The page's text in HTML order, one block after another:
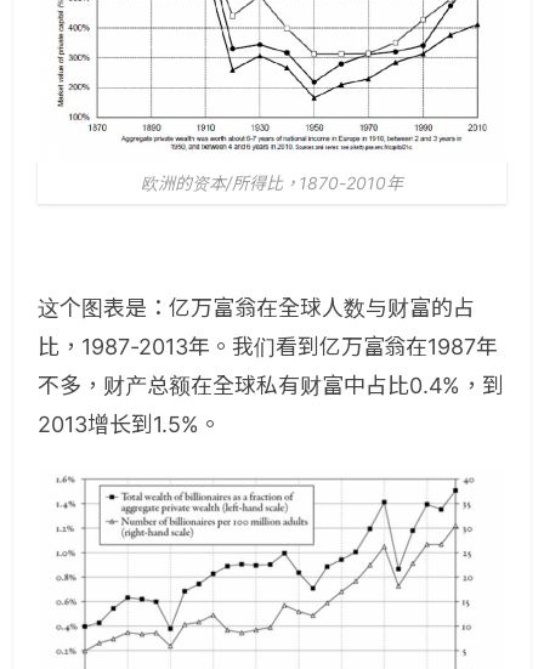
欧洲的资本/所得比，1870-2010年
这个图表是：亿万富翁在全球人数与财富的占
比，1987-2013年。我们看到亿万富翁在1987年
不多，财产总额在全球私有财富中占比0.4%，到
2013增长到1.5%。